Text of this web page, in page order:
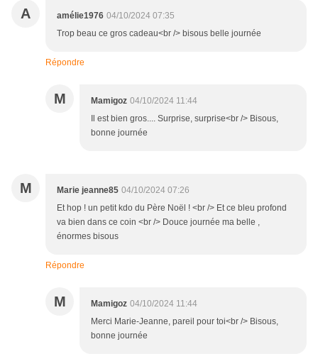
A amélie1976 04/10/2024 07:35
Trop beau ce gros cadeau<br /> bisous belle journée
Répondre
M Mamigoz 04/10/2024 11:44
Il est bien gros.... Surprise, surprise<br /> Bisous,
bonne journée
M Marie jeanne85 04/10/2024 07:26
Et hop ! un petit kdo du Père Noël ! <br /> Et ce bleu profond
va bien dans ce coin <br /> Douce journée ma belle ,
énormes bisous
Répondre
M Mamigoz 04/10/2024 11:44
Merci Marie-Jeanne, pareil pour toi<br /> Bisous,
bonne journée